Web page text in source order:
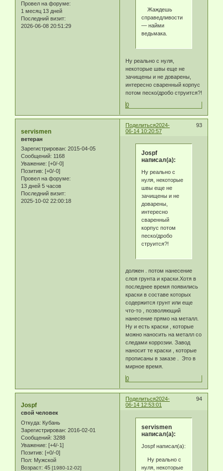
Провел на форуме:
1 месяц 13 дней
Последний визит:
2026-06-08 20:51:29
Жаждешь
справедливости
— найми
ведьмака.
Ну реально с нуля,
некоторые швы еще не
зачищены и не доварены,
интересно сваренный корпус
потом песко/дробо струится?!
0
Поделиться 93
2024-
06-14 10:20:57
servismen
ветеран
Зарегистрирован: 2015-04-05
Сообщений: 1168
Уважение: [+0/-0]
Позитив: [+0/-0]
Провел на форуме:
13 дней 5 часов
Последний визит:
2025-10-02 22:00:18
Jospf
написал(а):
Ну реально с
нуля, некоторые
швы еще не
зачищены и не
доварены,
интересно
сваренный
корпус потом
песко/дробо
струится?!
должен . потом нанесение
слоя грунта и краски.Хотя в
последнее время появились
краски в составе которых
содержится грунт или еще
что-то , позволяющий
нанесение прямо на металл.
Ну и есть краски , которые
можно наносить на металл со
следами коррозии. Завод
наносит те краски , которые
прописаны в заказе . Это в
мирное время.
0
Поделиться 94
2024-
06-14 12:53:01
Jospf
свой человек
Откуда: Кубань
Зарегистрирован: 2016-02-01
Сообщений: 3288
Уважение: [+4/-1]
Позитив: [+0/-0]
Пол: Мужской
Возраст: 45 [1980-12-02]
servismen
написал(а):
Jospf написал(а):
Ну реально с
нуля, некоторые